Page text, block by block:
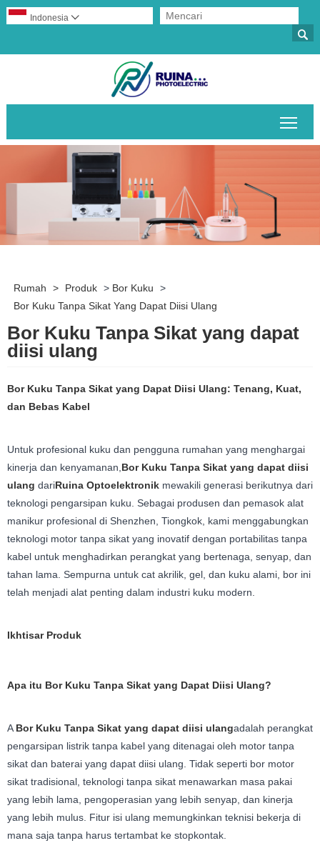

Indonesia 
Rumah > Produk > Bor Kuku
>
Bor Kuku Tanpa Sikat Yang Dapat Diisi Ulang
Bor Kuku Tanpa Sikat yang dapat
diisi ulang
Bor Kuku Tanpa Sikat yang Dapat Diisi Ulang: Tenang, Kuat,
dan Bebas Kabel
Untuk profesional kuku dan pengguna rumahan yang menghargai
kinerja dan kenyamanan, Bor Kuku Tanpa Sikat yang dapat diisi
ulang dariRuina Optoelektronik mewakili generasi berikutnya dari
teknologi pengarsipan kuku. Sebagai produsen dan pemasok alat
manikur profesional di Shenzhen, Tiongkok, kami menggabungkan
teknologi motor tanpa sikat yang inovatif dengan portabilitas tanpa
kabel untuk menghadirkan perangkat yang bertenaga, senyap, dan
tahan lama. Sempurna untuk cat akrilik, gel, dan kuku alami, bor ini
telah menjadi alat penting dalam industri kuku modern.
Ikhtisar Produk
Apa itu Bor Kuku Tanpa Sikat yang Dapat Diisi Ulang?
A Bor Kuku Tanpa Sikat yang dapat diisi ulangadalah perangkat
pengarsipan listrik tanpa kabel yang ditenagai oleh motor tanpa
sikat dan baterai yang dapat diisi ulang. Tidak seperti bor motor
sikat tradisional, teknologi tanpa sikat menawarkan masa pakai
yang lebih lama, pengoperasian yang lebih senyap, dan kinerja
yang lebih mulus. Fitur isi ulang memungkinkan teknisi bekerja di
mana saja tanpa harus tertambat ke stopkontak.